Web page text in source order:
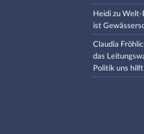
HeidizuWelt-
ist
Claudia
das
Politik uns hilft